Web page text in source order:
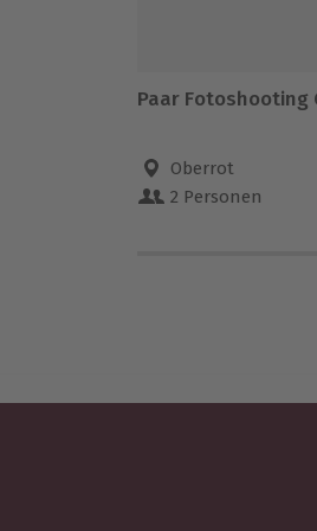
Paar Fotoshooting
Oberrot
2 Personen